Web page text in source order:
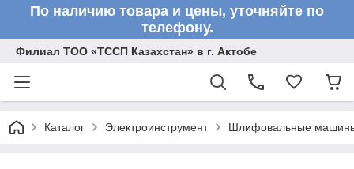
По наличию товара и цены, уточняйте по
телефону.
Филиал ТОО «ТССП Казахстан» в г. Актобе
Каталог Электроинструмент Шлифовальные